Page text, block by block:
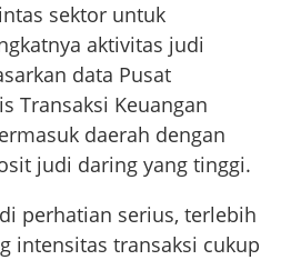
sektor untuk
aktivitas judi
data Pusat
Transaksi Keuangan
daerah dengan
judi daring yang tinggi.
perhatian serius, terlebih
intensitas transaksi cukup